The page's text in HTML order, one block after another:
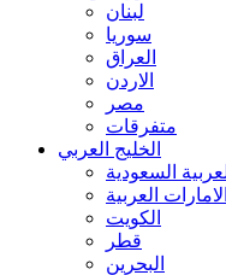
لبنان
سوريا
العراق
الاردن
مصر
متفرقات
الخليج العربي
السعودية
الامارات العربية
الكويت
قطر
البحرين